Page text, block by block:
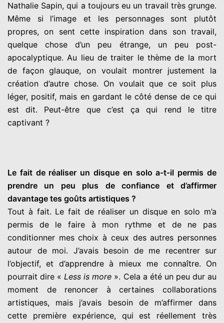
Nathalie Sapin, qui a toujours eu un travail très grunge.
Même si l’image et les personnages sont plutôt
propres, on sent cette inspiration dans son travail,
quelque chose d’un peu étrange, un peu post-
apocalyptique. Au lieu de traiter le thème de la mort
de façon glauque, on voulait montrer justement la
création d’autre chose. On voulait que ce soit plus
léger, positif, mais en gardant le côté dense de ce qui
est dit. Peut-être que c’est ça qui rend le titre
captivant ?
Le fait de réaliser un disque en solo a-t-il permis de
prendre un peu plus de confiance et d’affirmer
davantage tes goûts artistiques ?
Tout à fait. Le fait de réaliser un disque en solo m’a
permis de le faire à mon rythme et de ne pas
conditionner mes choix à ceux des autres personnes
autour de moi. J’avais besoin de me recentrer sur
l’objectif, et d’apprendre à mieux me connaître. On
pourrait dire «Less is more ». Cela a été un peu dur au
moment de renoncer à certaines collaborations
artistiques, mais j’avais besoin de m’affirmer dans
cette première expérience, qui est réellement très